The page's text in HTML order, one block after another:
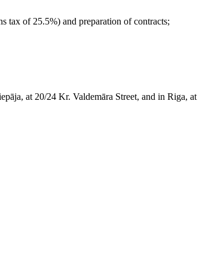
tax of 25.5%) and preparation of contracts;
at 20/24 Kr. Valdemāra Street, and in Riga, at